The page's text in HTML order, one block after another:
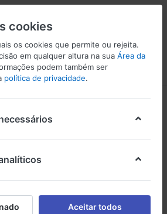
Comparar Lista de Desejos
de arco
cookies
os cookies que permite ou rejeita.
em qualquer altura na sua Área da
podem também ser
política de privacidade.
Aceitar todos